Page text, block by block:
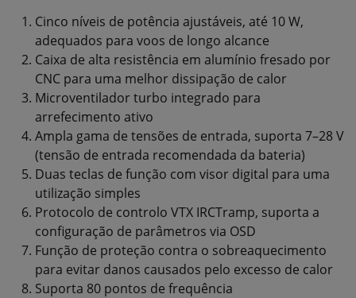
Cinco níveis de potência ajustáveis, até 10 W,
adequados para voos de longo alcance
Caixa de alta resistência em alumínio fresado por
CNC para uma melhor dissipação de calor
Microventilador turbo integrado para
arrefecimento ativo
Ampla gama de tensões de entrada, suporta 7–28 V
(tensão de entrada recomendada da bateria)
Duas teclas de função com visor digital para uma
utilização simples
Protocolo de controlo VTX IRCTramp, suporta a
configuração de parâmetros via OSD
Função de proteção contra o sobreaquecimento
para evitar danos causados pelo excesso de calor
Suporta 80 pontos de frequência